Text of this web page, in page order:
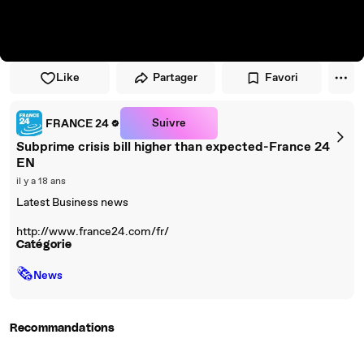
Like Partager Favori
FRANCE 24 Suivre
Subprime crisis bill higher than expected-France 24
EN
il y a 18 ans
Latest Business news
http://www.france24.com/fr/
Catégorie
🗞News
Recommandations